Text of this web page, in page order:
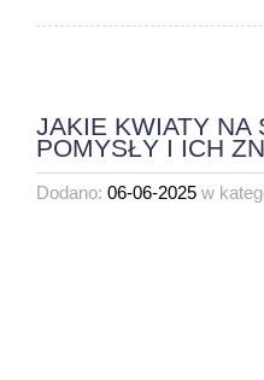
JAKIE KWIATY NA
POMYSŁY I ICH
Dodano: 06-06-2025 w